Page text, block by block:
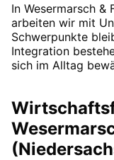
In Wesermarsch &
arbeiten wir mit
Schwerpunkte
Integration
sich im Alltag